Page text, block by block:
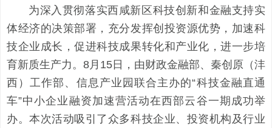
为深入贯彻落实西咸新区科技创新和金融支持实
体经济的决策部署，充分发挥创投资源优势，加速科
技企业成长，促进科技成果转化和产业化，进一步培
育新质生产力。8月15日，由财政金融部、秦创原（沣
西）工作部、信息产业园联合主办的“科技金融直通
车”中小企业融资加速营活动在西部云谷一期成功举
办。本次活动吸引了众多科技企业、投资机构及行业